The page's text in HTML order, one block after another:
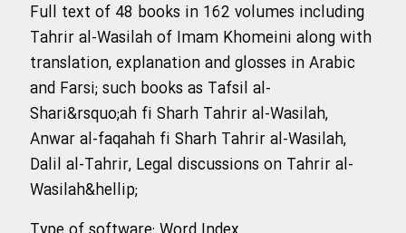
Full text of 48 books in 162 volumes including
Tahrir al-Wasilah of Imam Khomeini along with
translation, explanation and glosses in Arabic
and Farsi; such books as Tafsil al-
Shari&rsquo;ah fi Sharh Tahrir al-Wasilah,
Anwar al-faqahah fi Sharh Tahrir al-Wasilah,
Dalil al-Tahrir, Legal discussions on Tahrir al-
Wasilah&hellip;